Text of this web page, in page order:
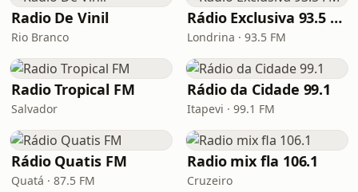
Radio De Vinil
Rio Branco
Rádio Exclusiva 93.5 FM
Londrina · 93.5 FM
Radio Tropical FM
Salvador
Rádio da Cidade 99.1
Itapevi · 99.1 FM
Rádio Quatis FM
Quatá · 87.5 FM
Radio mix fla 106.1
Cruzeiro